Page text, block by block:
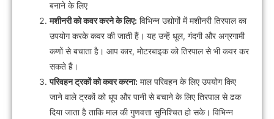
बनाने के लिए
मशीनरी को कवर करने के लिए: विभिन्न उद्योगों में मशीनरी तिरपाल का
उपयोग करके कवर की जाती हैं। यह उन्हें धूल, गंदगी और अग्रगामी
कणों से बचाता है। आप कार, मोटरबाइक को तिरपाल से भी कवर कर
सकते हैं।
परिवहन ट्रकों को कवर करना: माल परिवहन के लिए उपयोग किए
जाने वाले ट्रकों को धूप और पानी से बचाने के लिए तिरपाल से ढक
दिया जाता है ताकि माल की गुणवत्ता सुनिश्चित हो सके। विभिन्न